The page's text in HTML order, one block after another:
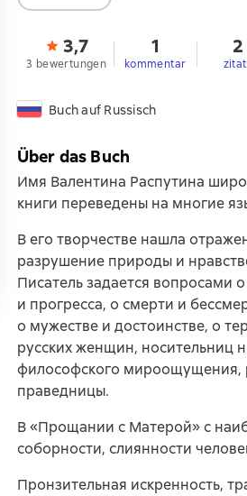
3,7
3 bewertungen
1
kommentar
2
Buch auf Russisch
Über das Buch
Имя Валентина Распутина
книги переведены на многие
В его творчестве нашла
разрушение природы и
Писатель задается вопросами
и прогресса, о смерти и
о мужестве и достоинстве, о
русских женщин, носительниц
философского мироощущения,
праведницы.
В «Прощании с Матерой» с
соборности, слиянности
Пронзительная искренность,